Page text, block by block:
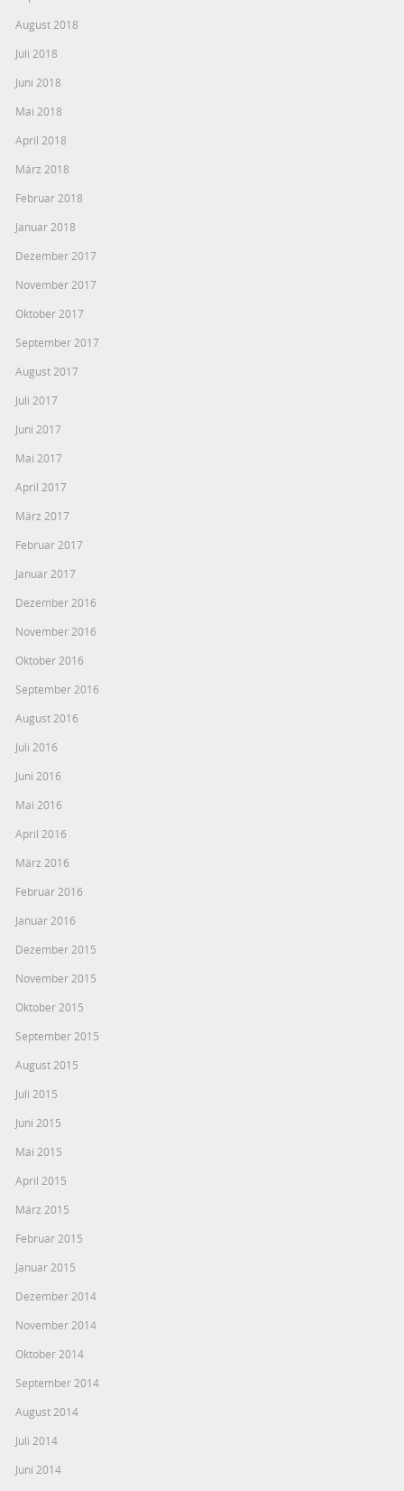
August 2018
Juli 2018
Juni 2018
Mai 2018
April 2018
März 2018
Februar 2018
Januar 2018
Dezember 2017
November 2017
Oktober 2017
September 2017
August 2017
Juli 2017
Juni 2017
Mai 2017
April 2017
März 2017
Februar 2017
Januar 2017
Dezember 2016
November 2016
Oktober 2016
September 2016
August 2016
Juli 2016
Juni 2016
Mai 2016
April 2016
März 2016
Februar 2016
Januar 2016
Dezember 2015
November 2015
Oktober 2015
September 2015
August 2015
Juli 2015
Juni 2015
Mai 2015
April 2015
März 2015
Februar 2015
Januar 2015
Dezember 2014
November 2014
Oktober 2014
September 2014
August 2014
Juli 2014
Juni 2014